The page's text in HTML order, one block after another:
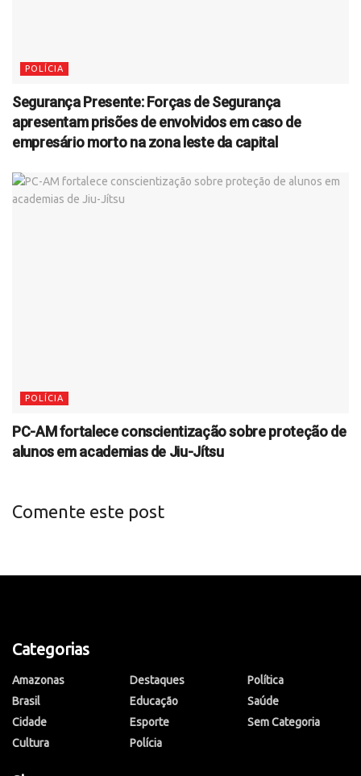
POLÍCIA
Segurança Presente: Forças de Segurança
apresentam prisões de envolvidos em caso de
empresário morto na zona leste da capital
POLÍCIA
PC-AM fortalece conscientização sobre proteção de
alunos em academias de Jiu-Jítsu
Comente este post
Categorias
Amazonas
Brasil
Cidade
Cultura
Destaques
Educação
Esporte
Polícia
Política
Saúde
Sem Categoria